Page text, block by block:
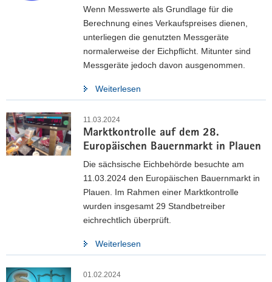
Wenn Messwerte als Grundlage für die
Berechnung eines Verkaufspreises dienen,
unterliegen die genutzten Messgeräte
normalerweise der Eichpflicht. Mitunter sind
Messgeräte jedoch davon ausgenommen.
Weiterlesen
11.03.2024
Marktkontrolle auf dem 28.
Europäischen Bauernmarkt in Plauen
Die sächsische Eichbehörde besuchte am
11.03.2024 den Europäischen Bauernmarkt in
Plauen. Im Rahmen einer Marktkontrolle
wurden insgesamt 29 Standbetreiber
eichrechtlich überprüft.
Weiterlesen
01.02.2024